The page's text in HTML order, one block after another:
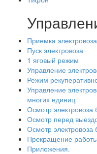
Приемка электровоза
Пуск электровоза
1 яговый режим
Управление
Режим
Управление
многих единиц
Осмотр электровоза
Осмотр перед
Осмотр электровоза
Прекращение работы
Приложения.